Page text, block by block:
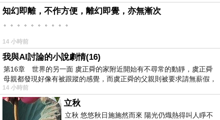
知幻即離，不作方便，離幻即覺，亦無漸次
。。。。。。。。。。
14 小時前
我與AI討論的小說劇情(16)
第16章 世界的另一面 虞正舜的家附近開始有不尋常的動靜，虞正舜
母親都發現好像有被跟蹤的感覺，而虞正舜的父親則被要求請無薪假，
14 小時前
立秋
立秋 悠悠秋日施施然而來 陽光仍熾熱得叫人睜不